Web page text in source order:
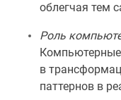
облегчая тем
Роль
в
паттернов в